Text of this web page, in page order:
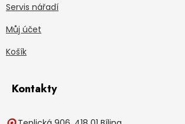
Servis nářadí
Můj účet
Košík
Kontakty